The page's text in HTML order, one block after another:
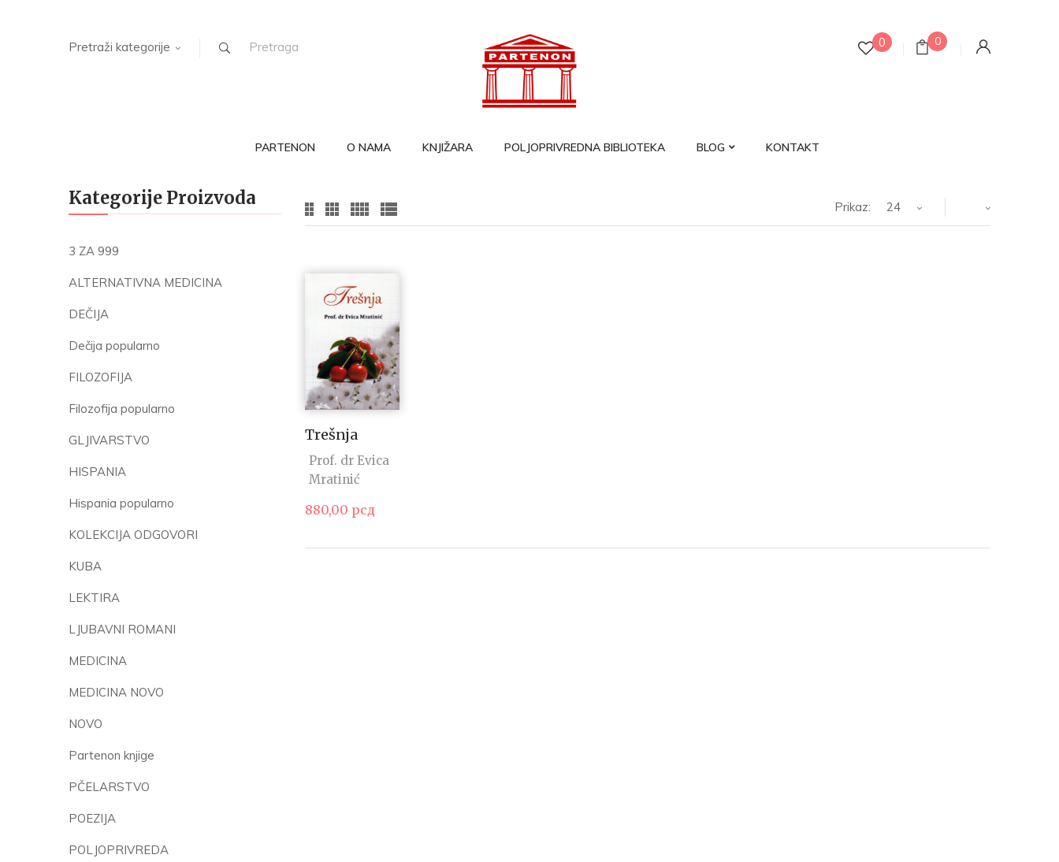
Pretraži kategorije 0 0
PARTENON O NAMA KNJIŽARA POLJOPRIVREDNA BIBLIOTEKA BLOG KONTAKT
Kategorije Proizvoda
3 ZA 999
ALTERNATIVNA MEDICINA
DEČIJA
Dečija popularno
FILOZOFIJA
Filozofija popularno
GLJIVARSTVO
HISPANIA
Hispania popularno
KOLEKCIJA ODGOVORI
KUBA
LEKTIRA
LJUBAVNI ROMANI
MEDICINA
MEDICINA NOVO
NOVO
Partenon knjige
PČELARSTVO
POEZIJA
POLJOPRIVREDA
Prikaz: 24
Trešnja
Prof. dr Evica
Mratinić
880,00 рсд